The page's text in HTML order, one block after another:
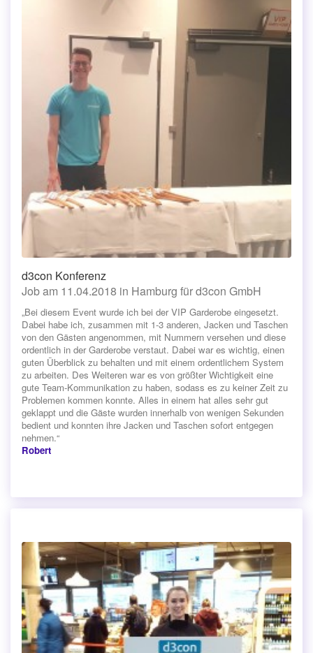
d3con Konferenz
Job am 11.04.2018 in Hamburg für d3con GmbH
„Bei diesem Event wurde ich bei der VIP Garderobe eingesetzt.
Dabei habe ich, zusammen mit 1-3 anderen, Jacken und Taschen
von den Gästen angenommen, mit Nummern versehen und diese
ordentlich in der Garderobe verstaut. Dabei war es wichtig, einen
guten Überblick zu behalten und mit einem ordentlichem System
zu arbeiten. Des Weiteren war es von größter Wichtigkeit eine
gute Team-Kommunikation zu haben, sodass es zu keiner Zeit zu
Problemen kommen konnte. Alles in einem hat alles sehr gut
geklappt und die Gäste wurden innerhalb von wenigen Sekunden
bedient und konnten ihre Jacken und Taschen sofort entgegen
nehmen.“
Robert